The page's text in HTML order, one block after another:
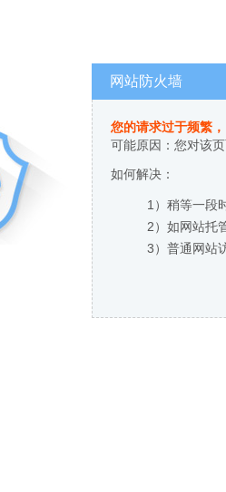
网站防火墙
您的请求过于频繁
可能原因：您对该
如何解决：
1）稍等一段
2）如网站托
3）普通网站